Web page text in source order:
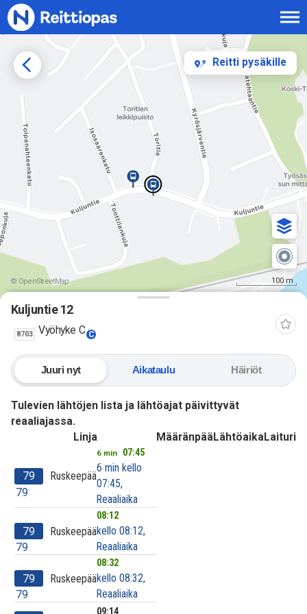
Siirry sisältöön
Reitti pysäkille
© OpenStreetMap 100 m
Kuljuntie 12
8703 Vyöhyke C C
Juuri nyt Aikataulu Häiriöt
Tulevien lähtöjen lista ja lähtöajat päivittyvät
reaaliajassa.
Linja
MääränpääLähtöaikaLaituri
79
79
Ruskeepää
6 min 07:45
6 min kello
07:45,
Reaaliaika
79
79
Ruskeepää
08:12
kello 08:12,
Reaaliaika
79
79
Ruskeepää
08:32
kello 08:32,
Reaaliaika